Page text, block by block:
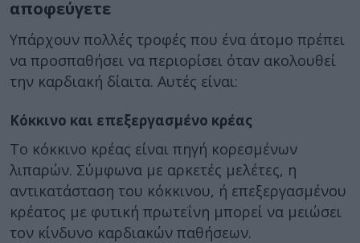
αποφεύγετε
Υπάρχουν πολλές τροφές που ένα άτομο πρέπει
να προσπαθήσει να περιορίσει όταν ακολουθεί
την καρδιακή δίαιτα. Αυτές είναι:
Κόκκινο και επεξεργασμένο κρέας
Το κόκκινο κρέας είναι πηγή κορεσμένων
λιπαρών. Σύμφωνα με αρκετές μελέτες, η
αντικατάσταση του κόκκινου, ή επεξεργασμένου
κρέατος με φυτική πρωτεΐνη μπορεί να μειώσει
τον κίνδυνο καρδιακών παθήσεων.